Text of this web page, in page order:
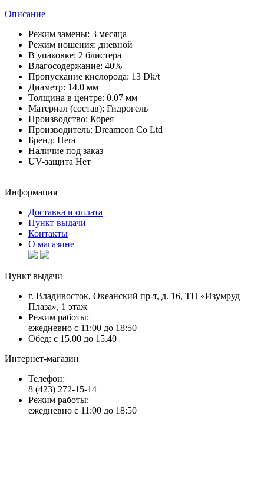
Описание
Режим замены: 3 месяца
Режим ношения: дневной
В упаковке: 2 блистера
Влагосодержание: 40%
Пропускание кислорода: 13 Dk/t
Диаметр: 14.0 мм
Толщина в центре: 0.07 мм
Материал (состав): Гидрогель
Производство: Корея
Производитель: Dreamcon Co Ltd
Бренд: Hera
Наличие под заказ
UV-защита Нет
Информация
Доставка и оплата
Пункт выдачи
Контакты
О магазине
Пункт выдачи
г. Владивосток, Океанский пр-т, д. 16, ТЦ «Изумруд
Плаза», 1 этаж
Режим работы:
ежедневно с 11:00 до 18:50
Обед: с 15.00 до 15.40
Интернет-магазин
Телефон:
8 (423) 272-15-14
Режим работы:
ежедневно с 11:00 до 18:50